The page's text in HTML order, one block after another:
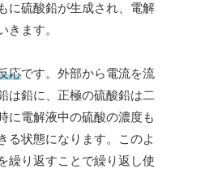
に硫酸鉛が生成され、電解
きます。
応です。外部から電流を流
は鉛に、正極の硫酸鉛は二
に電解液中の硫酸の濃度も
る状態になります。このよ
繰り返すことで繰り返し使